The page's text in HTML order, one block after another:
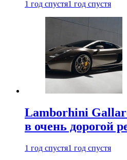
1 год спустя1 год спустя
Lamborhini
в очень дорогой
1 год спустя1 год спустя